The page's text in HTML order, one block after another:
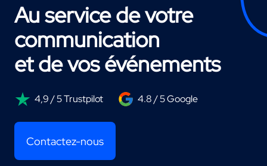
Au service de votre
communication
et de vos événements
4,9 / 5 Trustpilot 4.8 / 5 Google
Contactez-nous